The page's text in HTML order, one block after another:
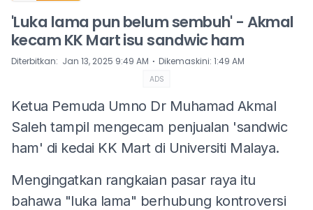
'Luka lama pun belum sembuh' - Akmal
kecam KK Mart isu sandwic ham
Diterbitkan: Jan 13, 2025 9:49 AM ⋅ Dikemaskini: 1:49 AM
ADS
Ketua Pemuda Umno Dr Muhamad Akmal
Saleh tampil mengecam penjualan 'sandwic
ham' di kedai KK Mart di Universiti Malaya.
Mengingatkan rangkaian pasar raya itu
bahawa "luka lama" berhubung kontroversi